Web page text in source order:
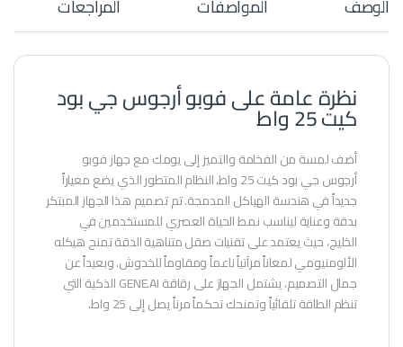
الوصف المواصفات المراجعات
نظرة عامة على فوبو أرجوس جي بود
كيت 25 واط
أضف لمسة من الفخامة والتميز إلى يومك مع جهاز فوبو
أرجوس جي بود كيت 25 واط، النظام المتطور الذي يضع معياراً
جديداً في هندسة الهياكل المدمجة. تم تصميم هذا الجهاز المبتكر
بدقة وعناية ليناسب نمط الحياة العصري للمستخدمين في
الخليج، حيث يعتمد على تقنيات صقل متناهية الدقة تمنح هيكله
الألومنيومي لمعاناً مرآتياً ناعماً ومقاوماً للخدوش. وبعيداً عن
جمال التصميم، يشتمل الجهاز على رقاقة GENE.AI الذكية التي
تنظم الطاقة تلقائياً وتمنحك تحكماً مرناً يصل إلى 25 واط.